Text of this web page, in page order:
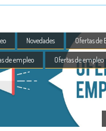
Novedades Ofertas de
de empleo Ofertas de empleo